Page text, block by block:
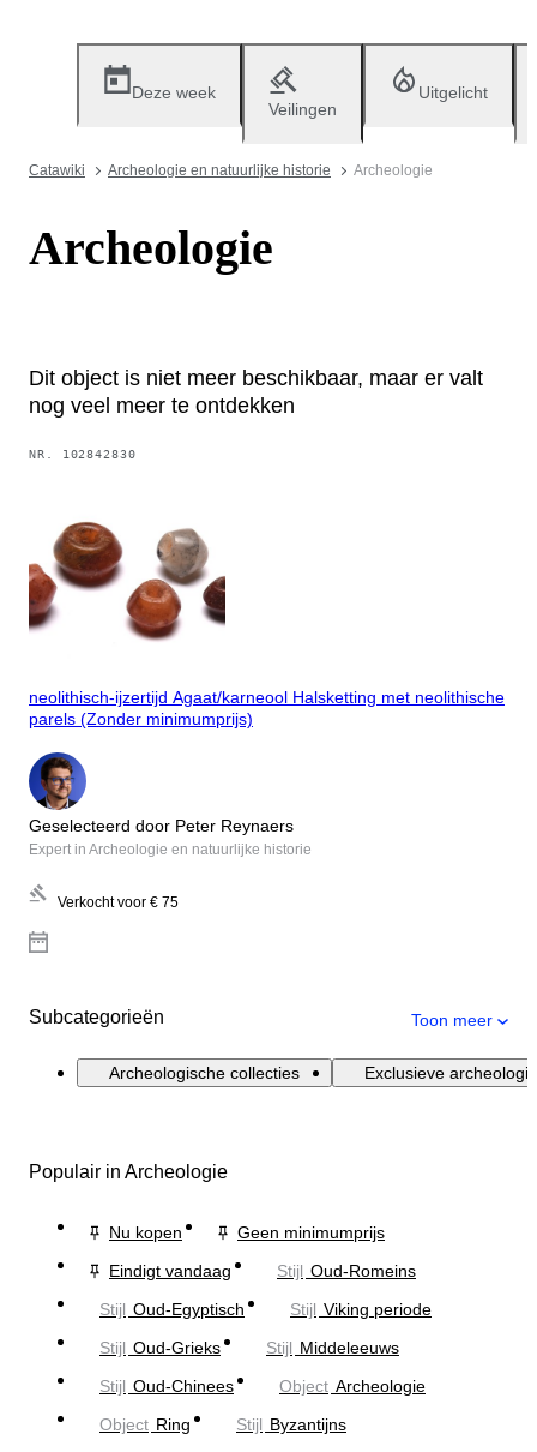
Deze week
Veilingen
Uitgelicht
Catawiki Archeologie en natuurlijke historie Archeologie
Archeologie
Dit object is niet meer beschikbaar, maar er valt
nog veel meer te ontdekken
NR. 102842830
neolithisch-ijzertijd Agaat/karneool Halsketting met neolithische
parels (Zonder minimumprijs)
Geselecteerd door Peter Reynaers
Expert in Archeologie en natuurlijke historie
Verkocht voor € 75
Subcategorieën Toon meer
Archeologische collecties Exclusieve archeologie
Populair in Archeologie
Nu kopen
Geen minimumprijs
Eindigt vandaag
Stijl Oud-Romeins
Stijl Oud-Egyptisch Stijl Viking periode
Stijl Oud-Grieks Stijl Middeleeuws
Stijl Oud-Chinees Object Archeologie
Object Ring Stijl Byzantijns